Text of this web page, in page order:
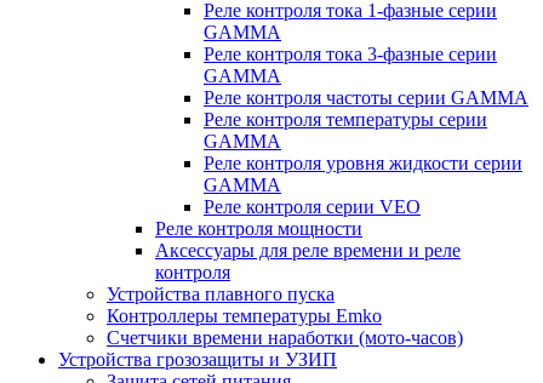
Реле контроля тока 1-фазные серии
GAMMA
Реле контроля тока 3-фазные серии
GAMMA
Реле контроля частоты серии GAMMA
Реле контроля температуры серии
GAMMA
Реле контроля уровня жидкости серии
GAMMA
Реле контроля серии VEO
Реле контроля мощности
Аксессуары для реле времени и реле
контроля
Устройства плавного пуска
Контроллеры температуры Emko
Счетчики времени наработки (мото-часов)
Устройства грозозащиты и УЗИП